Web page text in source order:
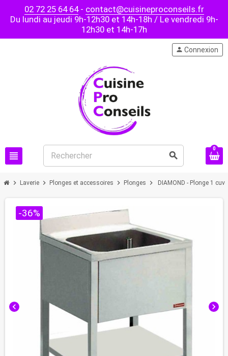
02 72 25 64 64- contact@cuisineproconseils.fr
Du lundi au jeudi 9h-12h30 et 14h-18h / Le vendredi 9h-
12h30 et 14h-17h
view_headline search
person Connexion
0
chevron_right Laverie chevron_right Plonges et accessoires chevron_right Plonges chevron_right DIAMOND - Plonge 1
chevron_left chevron_right
-36%